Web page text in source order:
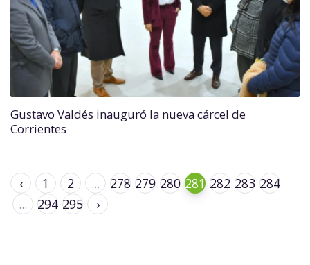
Gustavo Valdés inauguró la nueva cárcel de
Corrientes
‹ 1 2 ... 278 279 280 281 282 283 284
...
294 295 ›